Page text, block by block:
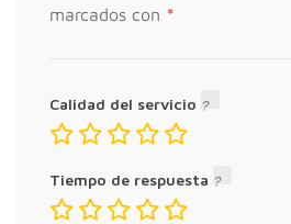
marcados con *
Calidad del servicio
Tiempo de respuesta